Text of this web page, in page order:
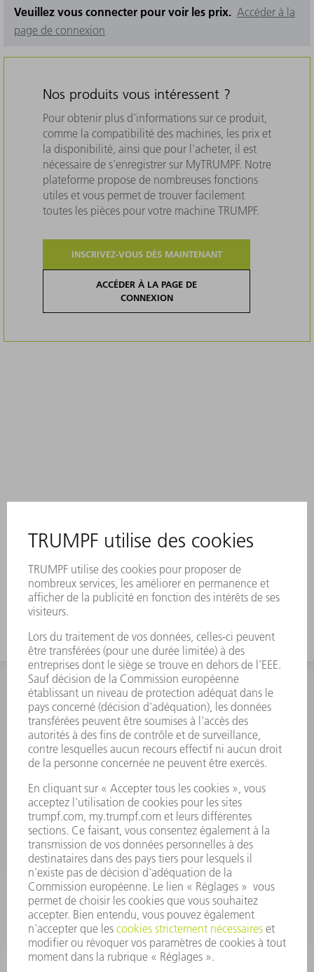
Veuillez vous connecter pour voir les prix. Accéder à la
page de connexion
Nos produits vous intéressent ?
Pour obtenir plus d'informations sur ce produit,
comme la compatibilité des machines, les prix et
la disponibilité, ainsi que pour l'acheter, il est
nécessaire de s'enregistrer sur MyTRUMPF. Notre
plateforme propose de nombreuses fonctions
utiles et vous permet de trouver facilement
toutes les pièces pour votre machine TRUMPF.
INSCRIVEZ-VOUS DÈS MAINTENANT
ACCÉDER À LA PAGE DE
CONNEXION
INFORMATION
Foire aux questions
Termes et conditions
CONTACT
01 48 17 37 73
Lun - Jeu 08:00h - 16:30h
Ven 08:00h - 12:30h
outillages@fr.TRUMPF.com
CONTACT
Pièces Détachées
01 48 17 37 57
Lun – Ven 8:30h - 17:30h
pieces.detachees@trumpf.com